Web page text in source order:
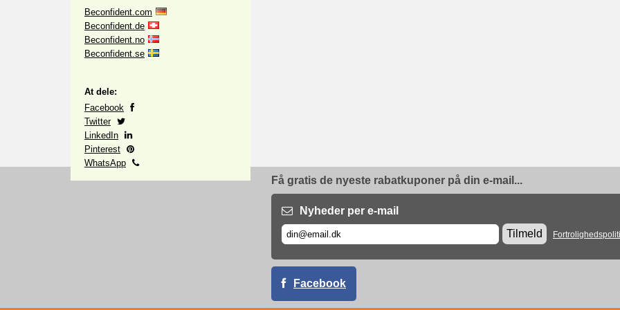
Beconfident.com
Beconfident.de
Beconfident.no
Beconfident.se
At dele:
Facebook
Twitter
LinkedIn
Pinterest
WhatsApp
Få gratis de nyeste rabatkuponer på din e-mail...
Nyheder per e-mail
Tilmeld
Facebook